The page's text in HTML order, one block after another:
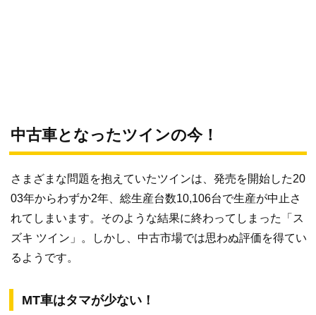
中古車となったツインの今！
さまざまな問題を抱えていたツインは、発売を開始した20
03年からわずか2年、総生産台数10,106台で生産が中止さ
れてしまいます。そのような結果に終わってしまった「ス
ズキ ツイン」。しかし、中古市場では思わぬ評価を得てい
るようです。
MT車はタマが少ない！